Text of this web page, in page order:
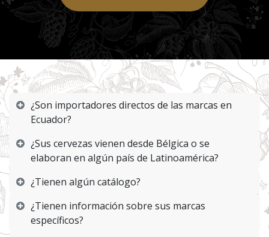
¿Son importadores directos de las marcas en
Ecuador?
¿Sus cervezas vienen desde Bélgica o se
elaboran en algún país de Latinoamérica?
¿Tienen algún catálogo?
¿Tienen información sobre sus marcas
específicos?